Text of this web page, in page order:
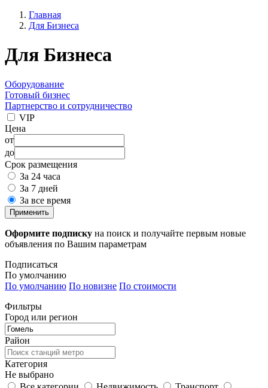
Главная
Для Бизнеса
Для Бизнеса
Оборудование
Готовый бизнес
Партнерство и сотрудничество
VIP
Цена
от
до
Срок размещения
За 24 часа
За 7 дней
За все время
Применить
Оформите подписку на поиск и получайте первым новые
объявления по Вашим параметрам
Подписаться
По умолчанию
По умолчанию По новизне По стоимости
Фильтры
Город или регион
Район
Категория
Не выбрано